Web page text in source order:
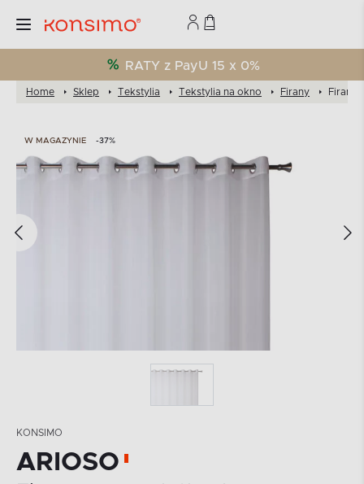
RATY z PayU 15 x 0%
Home Sklep Tekstylia Tekstylia na okno Firany Firana
W MAGAZYNIE -37%
KONSIMO
ARIOSO